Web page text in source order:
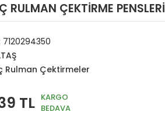
ÇEKTİRME PENSLERİ
7120294350
Rulman Çektirmeler
TL KARGO
BEDAVA